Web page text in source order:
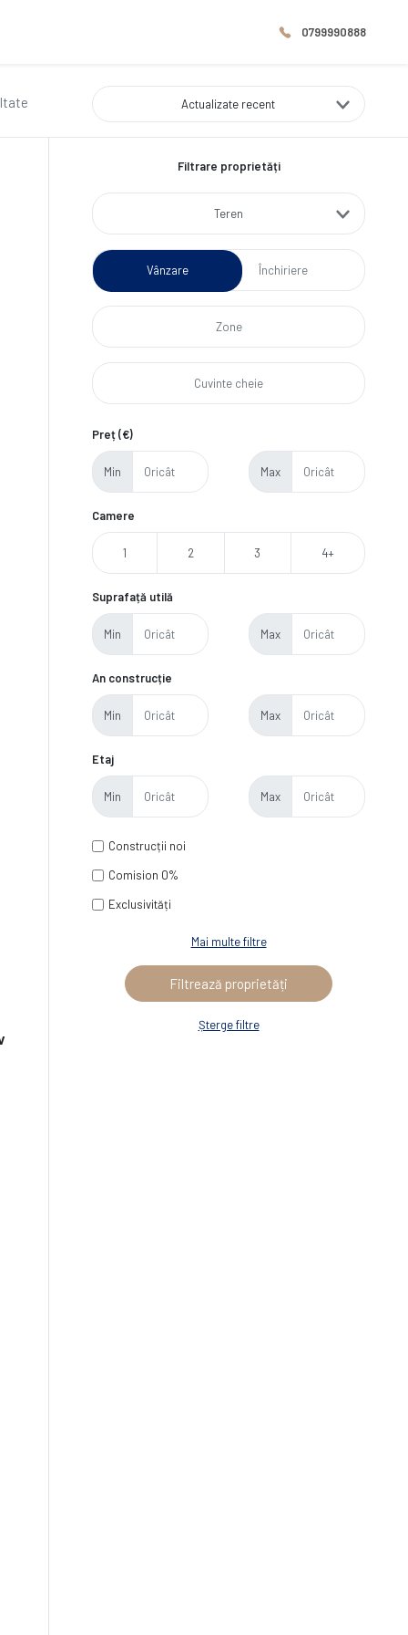
0799990888
Actualizate recent
Filtrare proprietăți
Teren
Vânzare Închiriere
Preț (€)
Min Max
Camere
1 2 3 4+
Suprafață utilă
Min Max
An construcție
Min Max
Etaj
Min Max
Construcții noi
Comision 0%
Exclusivități
Mai multe filtre
Șterge filtre